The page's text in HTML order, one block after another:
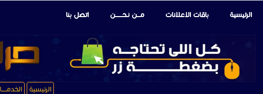
الرئيسية باقات الإعلانات مـــن نـحـــــــن اتصل بنا
الرئيسية